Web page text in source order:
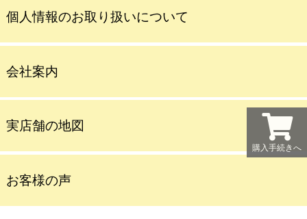
個人情報のお取り扱いについて
会社案内
実店舗の地図
お客様の声
購入手続きへ